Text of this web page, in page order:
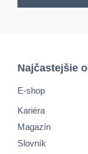
Najčastejšie
E-shop
Kariéra
Magazín
Slovník